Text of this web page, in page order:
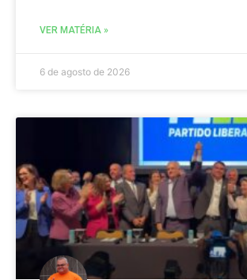
VER MATÉRIA »
6 de agosto de 2026